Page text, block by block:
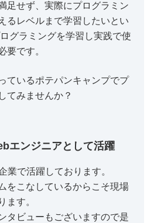
足せず、実際にプログラミン
るレベルまで学習したいとい
グラミングを学習し実践で使
要です。
ているポテパンキャンプでプ
てみませんか？
エンジニアとして活躍
業で活躍しております。
をこなしているからこそ現場
ます。
タビューもございますので是